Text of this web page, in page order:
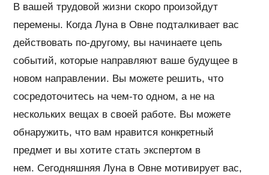
В вашей трудовой жизни скоро произойдут
перемены. Когда Луна в Овне подталкивает вас
действовать по-другому, вы начинаете цепь
событий, которые направляют ваше будущее в
новом направлении. Вы можете решить, что
сосредоточитесь на чем-то одном, а не на
нескольких вещах в своей работе. Вы можете
обнаружить, что вам нравится конкретный
предмет и вы хотите стать экспертом в
нем. Сегодняшняя Луна в Овне мотивирует вас,